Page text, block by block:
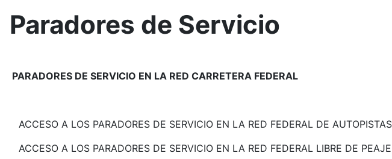
Paradores de Servicio
PARADORES DE SERVICIO EN LA RED CARRETERA FEDERAL
ACCESO A LOS PARADORES DE SERVICIO EN LA RED FEDERAL DE
ACCESO A LOS PARADORES DE SERVICIO EN LA RED FEDERAL LIBRE DE PEAJE